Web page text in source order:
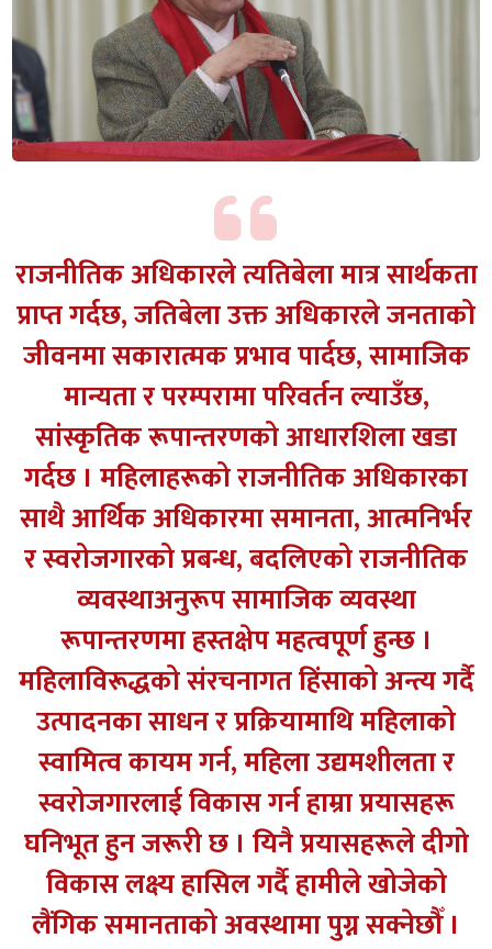
राजनीतिक अधिकारले त्यतिबेला मात्र सार्थकता
प्राप्त गर्दछ, जतिबेला उक्त अधिकारले जनताको
जीवनमा सकारात्मक प्रभाव पार्दछ, सामाजिक
मान्यता र परम्परामा परिवर्तन ल्याउँछ,
सांस्कृतिक रूपान्तरणको आधारशिला खडा
गर्दछ । महिलाहरूको राजनीतिक अधिकारका
साथै आर्थिक अधिकारमा समानता, आत्मनिर्भर
र स्वरोजगारको प्रबन्ध, बदलिएको राजनीतिक
व्यवस्थाअनुरूप सामाजिक व्यवस्था
रूपान्तरणमा हस्तक्षेप महत्वपूर्ण हुन्छ ।
महिलाविरूद्धको संरचनागत हिंसाको अन्त्य गर्दै
उत्पादनका साधन र प्रक्रियामाथि महिलाको
स्वामित्व कायम गर्न, महिला उद्यमशीलता र
स्वरोजगारलाई विकास गर्न हाम्रा प्रयासहरू
घनिभूत हुन जरूरी छ । यिनै प्रयासहरूले दीगो
विकास लक्ष्य हासिल गर्दै हामीले खोजेको
लैंगिक समानताको अवस्थामा पुग्न सक्नेछौँ ।